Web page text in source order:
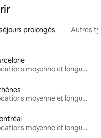
prolongés Autres
Locations moyenne et longue durée
Locations moyenne et longue durée
Locations moyenne et longue durée